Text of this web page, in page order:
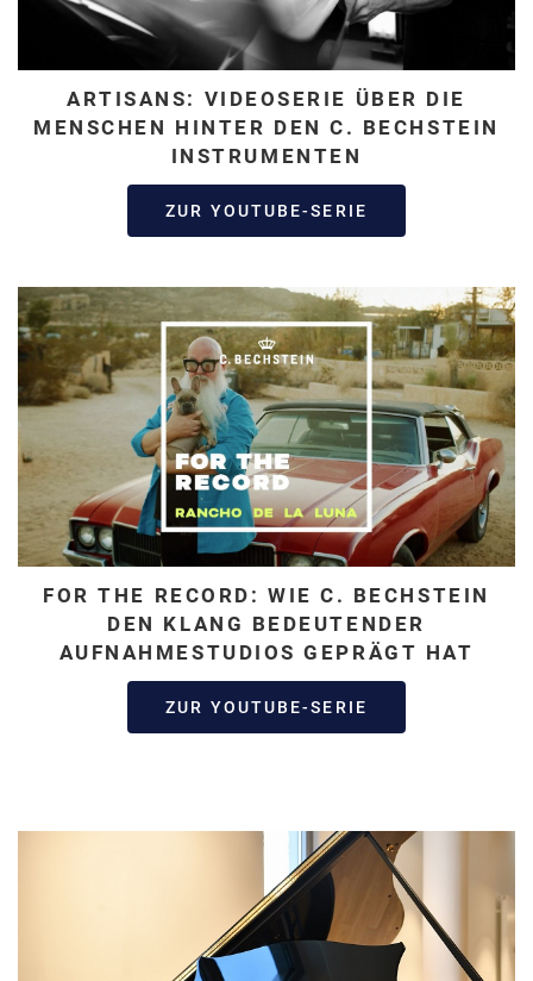
ARTISANS: VIDEOSERIE ÜBER DIE
MENSCHEN HINTER DEN C. BECHSTEIN
INSTRUMENTEN
ZUR YOUTUBE-SERIE
FOR THE RECORD: WIE C. BECHSTEIN
DEN KLANG BEDEUTENDER
AUFNAHMESTUDIOS GEPRÄGT HAT
ZUR YOUTUBE-SERIE